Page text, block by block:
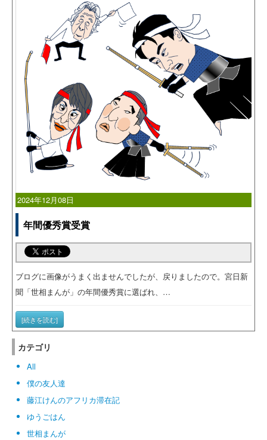
2024年12月08日
年間優秀賞受賞
ブログに画像がうまく出ませんでしたが、戻りましたので。宮日新
聞「世相まんが」の年間優秀賞に選ばれ、…
[続きを読む]
カテゴリ
All
僕の友人達
藤江けんのアフリカ滞在記
ゆうごはん
世相まんが